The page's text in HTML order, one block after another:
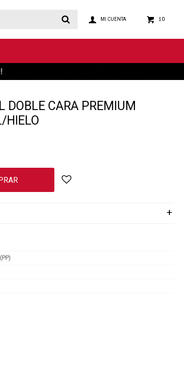
$ 0
DOBLE CARA PREMIUM
HIELO